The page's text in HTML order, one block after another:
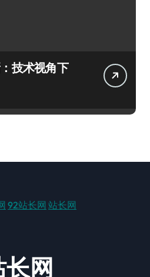
技术视角下
92站长网 站长网
长网